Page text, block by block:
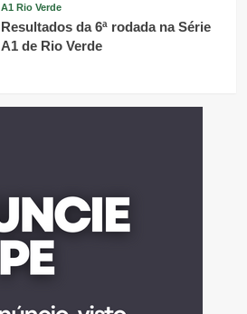
A1 Rio Verde
Resultados da 6ª rodada na Série
A1 de Rio Verde